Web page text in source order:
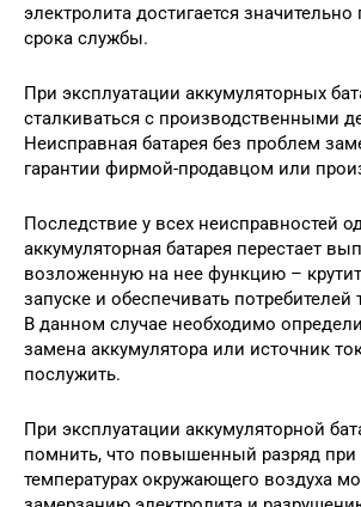
электролита достигается
срока службы.
При эксплуатации аккумуляторных
сталкиваться с производственными
Неисправная батарея без проблем
гарантии фирмой-продавцом или
Последствие у всех неисправностей
аккумуляторная батарея перестает
возложенную на нее функцию –
запуске и обеспечивать потребителей
В данном случае необходимо
замена аккумулятора или источник
послужить.
При эксплуатации аккумуляторной
помнить, что повышенный разряд при
температурах окружающего воздуха